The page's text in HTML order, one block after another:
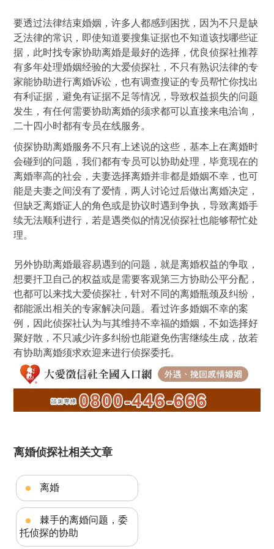
要透过法律结束婚姻，许多人都感到困扰，因为不只是缺
乏法律的常识，即使知道要搜集证据也不知道该找哪些证
据，此时找专家协助离婚是最好的选择，优良侦探社推荐
有多年处理婚姻经验的大爱侦探社，不只有熟识法律的专
家能协助进行离婚诉讼，也有调查搜证的专员帮忙你找出
有利证据，避免有证据不足等情况，导致权益损失的问题
发生，有任何需要协助离婚的须求都可以直接来电洽询，
二十四小时都有专员在线服务。
侦探协助离婚服务不只有上述说的这些，基本上在离婚时
会碰到的问题，我们都有专员可以协助处理，毕竟现在的
离婚率高的社会，夫妻选择离婚并非都是婚姻不幸，也可
能是夫妻之间没有了爱情，两人讨论过后做出离婚决定，
但缺乏离婚证人的角色或是协议时遇到争执，导致离婚手
续无法顺利进行，若是遇类似的情况侦探社也能够帮忙处
理。
另外协助离婚最容易遇到的问题，就是离婚权益的争取，
想要扞卫自己的权益或是需要客观第三方协助公平分配，
也都可以来找大爱侦探社，针对不同的离婚瓶颈及纠纷，
都能派出相关的专家解决问题。看过许多婚姻不幸的案
例，因此侦探社认为与其维持不幸福的婚姻，不如选择好
聚好散，不只减少许多纠纷也能避免伤害继续生成，故若
有协助离婚须求欢迎来进行侦探委托。
离婚侦探社相关文章
离婚
棘手的离婚问题，委
托侦探的协助